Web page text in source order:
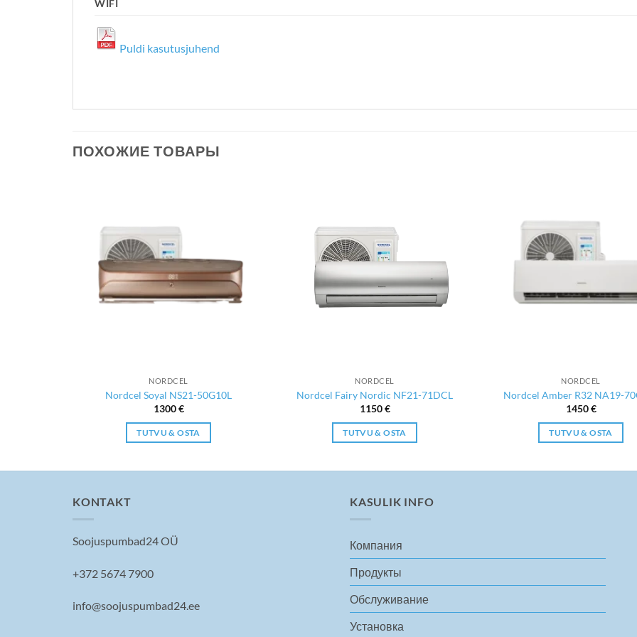
WIFI
Puldi kasutusjuhend
ПОХОЖИЕ ТОВАРЫ
NORDCEL
Nordcel Soyal NS21-50G10L
1300€
TUTVU & OSTA
NORDCEL
Nordcel Fairy Nordic NF21-71DCL
1150€
TUTVU & OSTA
NORDCEL
Nordcel Amber R32 NA19-
1450€
TUTVU & OSTA
KONTAKT
Soojuspumbad24 OÜ
+372 5674 7900
info@soojuspumbad24.ee
KASULIK INFO
Компания
Продукты
Обслуживание
Установка